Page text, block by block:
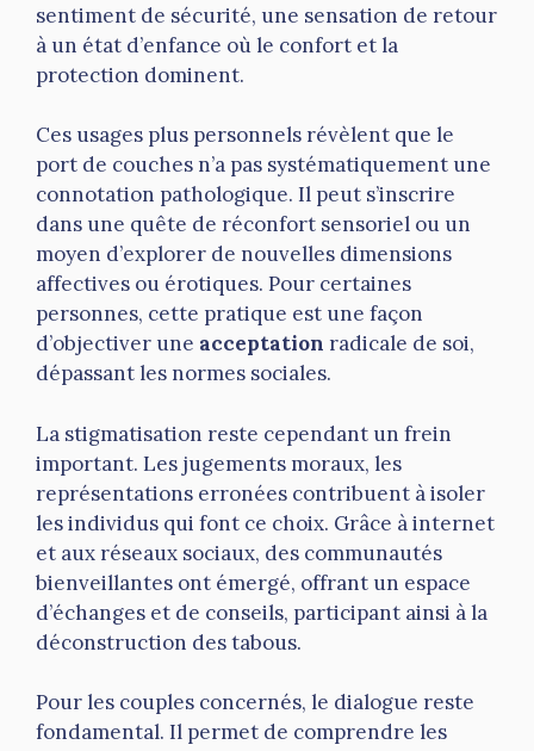
sentiment de sécurité, une sensation de retour
à un état d’enfance où le confort et la
protection dominent.
Ces usages plus personnels révèlent que le
port de couches n’a pas systématiquement une
connotation pathologique. Il peut s’inscrire
dans une quête de réconfort sensoriel ou un
moyen d’explorer de nouvelles dimensions
affectives ou érotiques. Pour certaines
personnes, cette pratique est une façon
d’objectiver une acceptation radicale de soi,
dépassant les normes sociales.
La stigmatisation reste cependant un frein
important. Les jugements moraux, les
représentations erronées contribuent à isoler
les individus qui font ce choix. Grâce à internet
et aux réseaux sociaux, des communautés
bienveillantes ont émergé, offrant un espace
d’échanges et de conseils, participant ainsi à la
déconstruction des tabous.
Pour les couples concernés, le dialogue reste
fondamental. Il permet de comprendre les